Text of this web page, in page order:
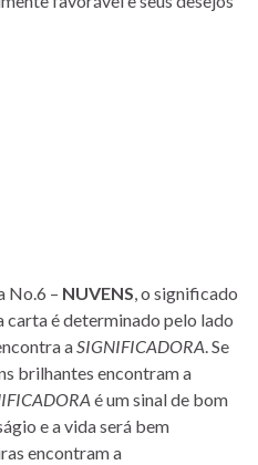
No.6 – NUVENS, o significado
carta é determinado pelo lado
aSIGNIFICADORA. Se
brilhantes encontram a
é um sinal de bom
e a vida será bem
encontram a